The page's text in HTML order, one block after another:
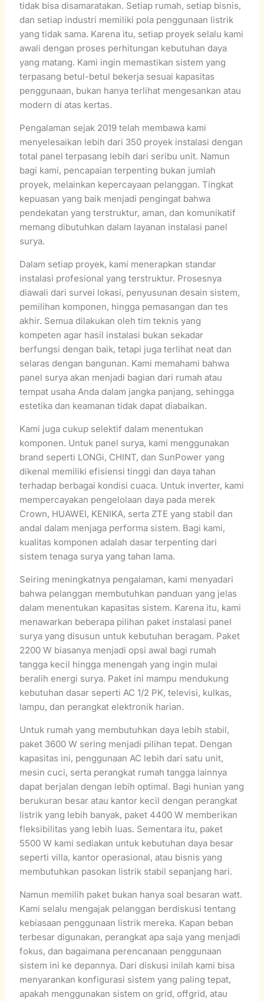
tidak bisa disamaratakan. Setiap rumah, setiap bisnis,
dan setiap industri memiliki pola penggunaan listrik
yang tidak sama. Karena itu, setiap proyek selalu kami
awali dengan proses perhitungan kebutuhan daya
yang matang. Kami ingin memastikan sistem yang
terpasang betul-betul bekerja sesuai kapasitas
penggunaan, bukan hanya terlihat mengesankan atau
modern di atas kertas.
Pengalaman sejak 2019 telah membawa kami
menyelesaikan lebih dari 350 proyek instalasi dengan
total panel terpasang lebih dari seribu unit. Namun
bagi kami, pencapaian terpenting bukan jumlah
proyek, melainkan kepercayaan pelanggan. Tingkat
kepuasan yang baik menjadi pengingat bahwa
pendekatan yang terstruktur, aman, dan komunikatif
memang dibutuhkan dalam layanan instalasi panel
surya.
Dalam setiap proyek, kami menerapkan standar
instalasi profesional yang terstruktur. Prosesnya
diawali dari survei lokasi, penyusunan desain sistem,
pemilihan komponen, hingga pemasangan dan tes
akhir. Semua dilakukan oleh tim teknis yang
kompeten agar hasil instalasi bukan sekadar
berfungsi dengan baik, tetapi juga terlihat neat dan
selaras dengan bangunan. Kami memahami bahwa
panel surya akan menjadi bagian dari rumah atau
tempat usaha Anda dalam jangka panjang, sehingga
estetika dan keamanan tidak dapat diabaikan.
Kami juga cukup selektif dalam menentukan
komponen. Untuk panel surya, kami menggunakan
brand seperti LONGi, CHINT, dan SunPower yang
dikenal memiliki efisiensi tinggi dan daya tahan
terhadap berbagai kondisi cuaca. Untuk inverter, kami
mempercayakan pengelolaan daya pada merek
Crown, HUAWEI, KENIKA, serta ZTE yang stabil dan
andal dalam menjaga performa sistem. Bagi kami,
kualitas komponen adalah dasar terpenting dari
sistem tenaga surya yang tahan lama.
Seiring meningkatnya pengalaman, kami menyadari
bahwa pelanggan membutuhkan panduan yang jelas
dalam menentukan kapasitas sistem. Karena itu, kami
menawarkan beberapa pilihan paket instalasi panel
surya yang disusun untuk kebutuhan beragam. Paket
2200 W biasanya menjadi opsi awal bagi rumah
tangga kecil hingga menengah yang ingin mulai
beralih energi surya. Paket ini mampu mendukung
kebutuhan dasar seperti AC 1/2 PK, televisi, kulkas,
lampu, dan perangkat elektronik harian.
Untuk rumah yang membutuhkan daya lebih stabil,
paket 3600 W sering menjadi pilihan tepat. Dengan
kapasitas ini, penggunaan AC lebih dari satu unit,
mesin cuci, serta perangkat rumah tangga lainnya
dapat berjalan dengan lebih optimal. Bagi hunian yang
berukuran besar atau kantor kecil dengan perangkat
listrik yang lebih banyak, paket 4400 W memberikan
fleksibilitas yang lebih luas. Sementara itu, paket
5500 W kami sediakan untuk kebutuhan daya besar
seperti villa, kantor operasional, atau bisnis yang
membutuhkan pasokan listrik stabil sepanjang hari.
Namun memilih paket bukan hanya soal besaran watt.
Kami selalu mengajak pelanggan berdiskusi tentang
kebiasaan penggunaan listrik mereka. Kapan beban
terbesar digunakan, perangkat apa saja yang menjadi
fokus, dan bagaimana perencanaan penggunaan
sistem ini ke depannya. Dari diskusi inilah kami bisa
menyarankan konfigurasi sistem yang paling tepat,
apakah menggunakan sistem on grid, offgrid, atau